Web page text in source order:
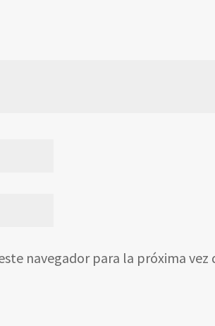
navegador para la próxima vez